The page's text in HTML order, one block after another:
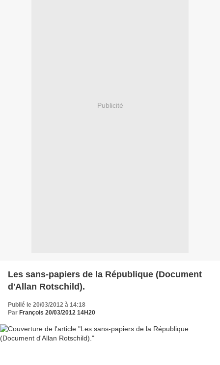
Publicité
Les sans-papiers de la République (Document
d'Allan Rotschild).
Publié le 20/03/2012 à 14:18
Par François 20/03/2012 14H20